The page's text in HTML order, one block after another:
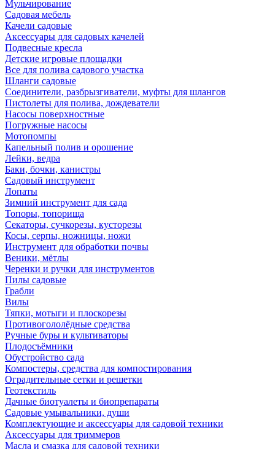
Мульчирование
Садовая мебель
Качели садовые
Аксессуары для садовых качелей
Подвесные кресла
Детские игровые площадки
Все для полива садового участка
Шланги садовые
Соединители, разбрызгиватели, муфты для шлангов
Пистолеты для полива, дождеватели
Насосы поверхностные
Погружные насосы
Мотопомпы
Капельный полив и орошение
Лейки, ведра
Баки, бочки, канистры
Садовый инструмент
Лопаты
Зимний инструмент для сада
Топоры, топорища
Секаторы, сучкорезы, кусторезы
Косы, серпы, ножницы, ножи
Инструмент для обработки почвы
Веники, мётлы
Черенки и ручки для инструментов
Пилы садовые
Грабли
Вилы
Тяпки, мотыги и плоскорезы
Противогололёдные средства
Ручные буры и культиваторы
Плодосъёмники
Обустройство сада
Компостеры, средства для компостирования
Оградительные сетки и решетки
Геотекстиль
Дачные биотуалеты и биопрепараты
Садовые умывальники, души
Комплектующие и аксессуары для садовой техники
Аксессуары для триммеров
Масла и смазка для садовой техники